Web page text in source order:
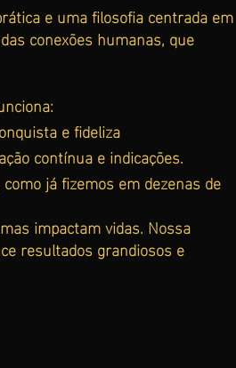
e uma filosofia centrada em
conexões humanas, que
e fideliza
contínua e indicações.
já fizemos em dezenas de
impactam vidas. Nossa
resultados grandiosos e